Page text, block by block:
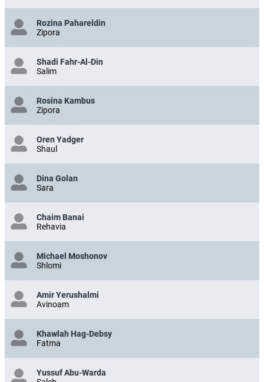
Rozina Pahareldin
Zipora
Shadi Fahr-Al-Din
Salim
Rosina Kambus
Zipora
Oren Yadger
Shaul
Dina Golan
Sara
Chaim Banai
Rehavia
Michael Moshonov
Shlomi
Amir Yerushalmi
Avinoam
Khawlah Hag-Debsy
Fatma
Yussuf Abu-Warda